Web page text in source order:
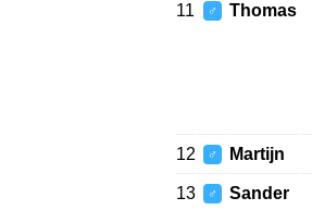
11 ♂ Thomas
12 ♂ Martijn
13 ♂ Sander